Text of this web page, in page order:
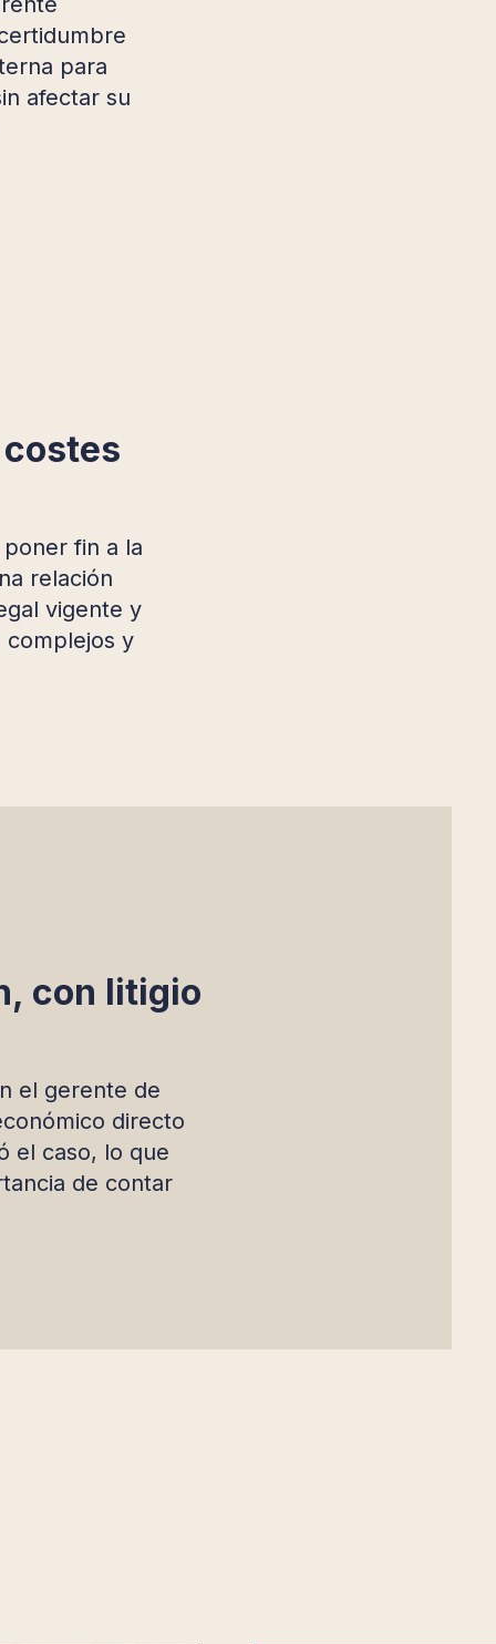
para
afectar su
fin a la
relación
vigente y
complejos y
con litigio
el gerente de
directo
el caso, lo que
de contar